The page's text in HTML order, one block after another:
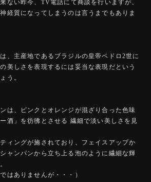
ない昨今、TV電話にて商談を行いますが、
経質になってしまうのは言うまでもありま
、主産地であるブラジルの皇帝ペドロ2世に
美しさを表現するには妥当な表現だという
う。
は、ピンクとオレンジが混ざり合った色味
酒」を彷彿とさせる 繊細で淡い美しさを見
ィングが施されており、フェイスアップか
ャンパンから立ち上る泡のように繊細な輝
はありませんが・・・）